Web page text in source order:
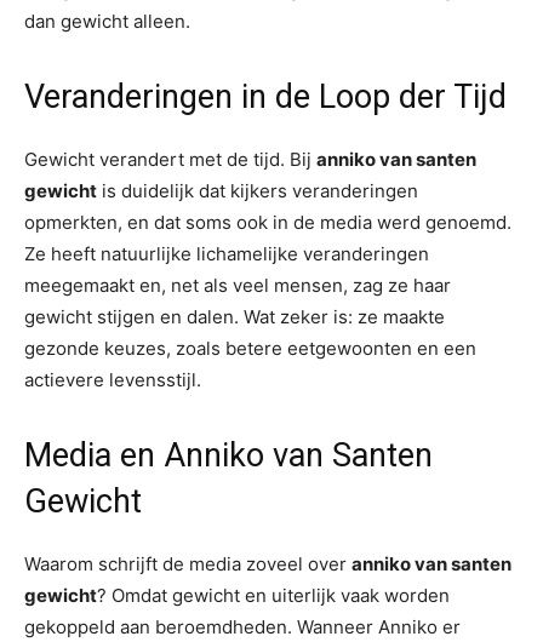
dan gewicht alleen.
Veranderingen in de Loop der Tijd
Gewicht verandert met de tijd. Bij anniko van santen
gewicht is duidelijk dat kijkers veranderingen
opmerkten, en dat soms ook in de media werd genoemd.
Ze heeft natuurlijke lichamelijke veranderingen
meegemaakt en, net als veel mensen, zag ze haar
gewicht stijgen en dalen. Wat zeker is: ze maakte
gezonde keuzes, zoals betere eetgewoonten en een
actievere levensstijl.
Media en Anniko van Santen
Gewicht
Waarom schrijft de media zoveel over anniko van santen
gewicht? Omdat gewicht en uiterlijk vaak worden
gekoppeld aan beroemdheden. Wanneer Anniko er